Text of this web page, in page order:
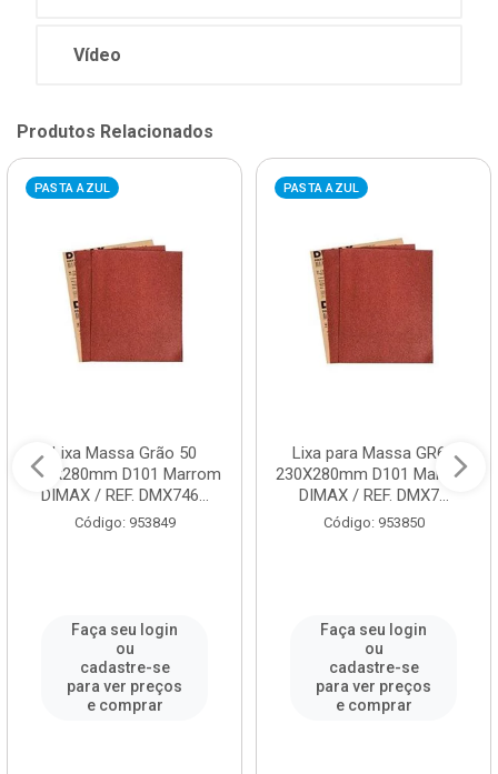
Vídeo
Produtos Relacionados
PASTA AZUL
Lixa Massa Grão 50
230x280mm D101 Marrom
DIMAX / REF. DMX746...
Código: 953849
Faça seu login
ou
cadastre-se
para ver preços
e comprar
PASTA AZUL
Lixa para Massa GR60
230X280mm D101 Marrom
DIMAX / REF. DMX7...
Código: 953850
Faça seu login
ou
cadastre-se
para ver preços
e comprar